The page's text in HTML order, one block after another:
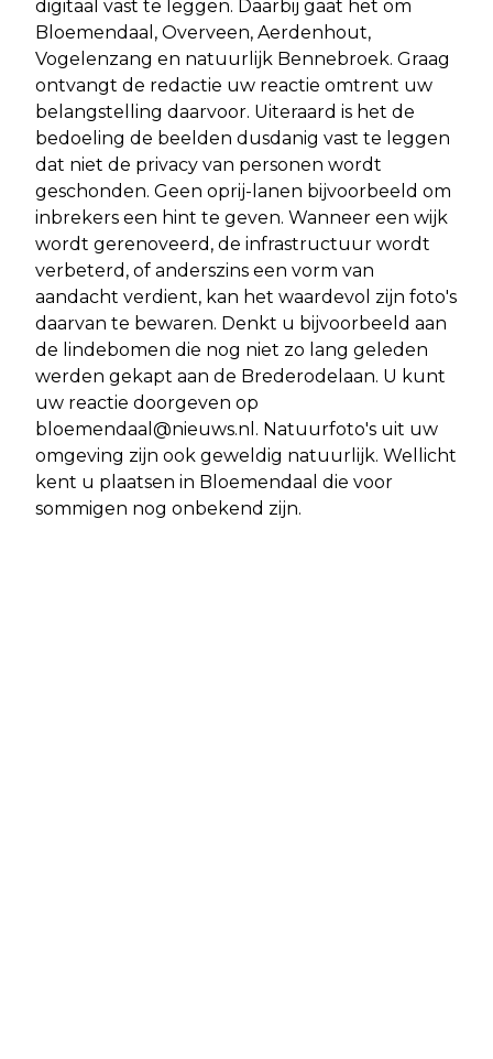
digitaal vast te leggen. Daarbij gaat het om
Bloemendaal, Overveen, Aerdenhout,
Vogelenzang en natuurlijk Bennebroek. Graag
ontvangt de redactie uw reactie omtrent uw
belangstelling daarvoor. Uiteraard is het de
bedoeling de beelden dusdanig vast te leggen
dat niet de privacy van personen wordt
geschonden. Geen oprij-lanen bijvoorbeeld om
inbrekers een hint te geven. Wanneer een wijk
wordt gerenoveerd, de infrastructuur wordt
verbeterd, of anderszins een vorm van
aandacht verdient, kan het waardevol zijn foto's
daarvan te bewaren. Denkt u bijvoorbeeld aan
de lindebomen die nog niet zo lang geleden
werden gekapt aan de Brederodelaan. U kunt
uw reactie doorgeven op
bloemendaal@nieuws.nl . Natuurfoto's uit uw
omgeving zijn ook geweldig natuurlijk. Wellicht
kent u plaatsen in Bloemendaal die voor
sommigen nog onbekend zijn.